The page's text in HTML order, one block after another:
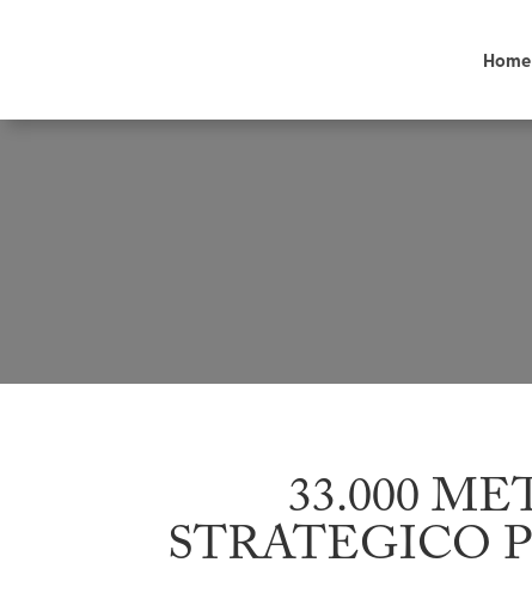
Home
33.000
STRATEGICO